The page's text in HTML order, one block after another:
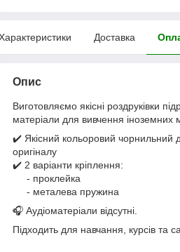
Доставка
Опис
Виготовляємо якісні роздруківки
матеріали для вивчення іноземних
✔️ Якісний кольоровий чорнильний
оригіналу
✔️ 2 варіанти кріплення:
- проклейка
- металева пружина
🎧 Аудіоматеріали відсутні.
Підходить для навчання, курсів та